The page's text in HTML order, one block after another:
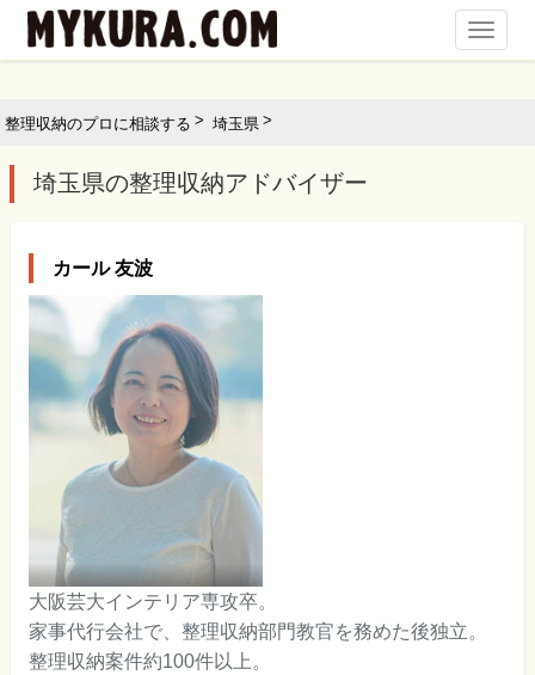
整理収納のプロに相談する 埼玉県
埼玉県の整理収納アドバイザー
カール 友波
大阪芸大インテリア専攻卒。
家事代行会社で、整理収納部門教官を務めた後独立。
整理収納案件約100件以上。